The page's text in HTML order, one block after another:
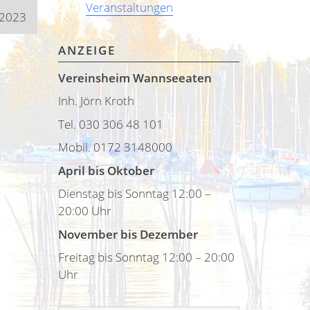
Veranstaltungen
ANZEIGE
Vereinsheim Wannseeaten
Inh. Jörn Kroth
Tel. 030 306 48 101
Mobil. 0172 3148000
April bis Oktober
Dienstag bis Sonntag 12:00 –
20:00 Uhr
November bis Dezember
Freitag bis Sonntag 12:00 – 20:00
Uhr